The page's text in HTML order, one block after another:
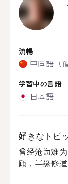
流暢
中国語（
学習中の言語
日本語
好きなトピ
曾经沧海难
顾，半缘修